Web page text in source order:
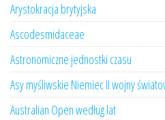
Arystokracja brytyjska
Ascodesmidaceae
Astronomiczne jednostki czasu
Asy myśliwskie Niemiec II wojny
Australian Open według lat